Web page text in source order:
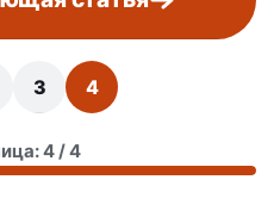
3 4
4 / 4